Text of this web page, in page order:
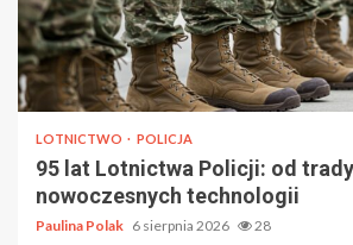
LOTNICTWO POLICJA
95 lat Lotnictwa Policji: od
nowoczesnych technologii
Paulina Polak 6 sierpnia 2026 28